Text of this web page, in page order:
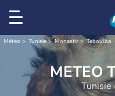
Météo Tunisie Monastir Teboulba
Tunisie